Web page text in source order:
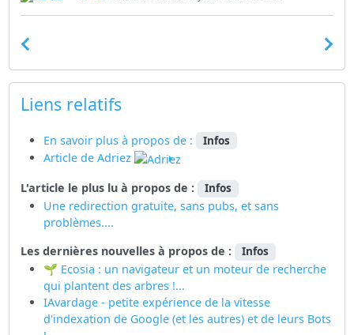
Liens relatifs
En savoir plus à propos de : Infos
Article de Adriez
L'article le plus lu à propos de : Infos
Une redirection gratuite, sans pubs, et sans
problèmes....
Les dernières nouvelles à propos de :
Infos
🌱 Ecosia : un navigateur et un moteur de recherche
qui plantent des arbres !...
IAvardage - petite expérience de la vitesse
d'indexation de Google (et les autres) et de leurs Bots